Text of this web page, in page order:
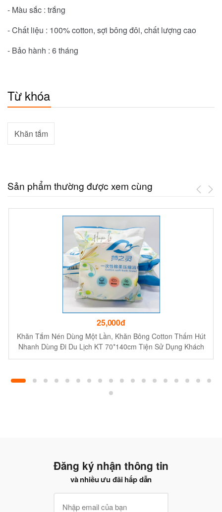
- Màu sắc : trắng
- Chất liệu : 100% cotton, sợi bông đôi, chất lượng cao
- Bảo hành : 6 tháng
Từ khóa
Khăn tắm
Sản phẩm thường được xem cùng
25,000đ
Khăn Tắm Nén Dùng Một Lần, Khăn Bông Cotton Thấm Hút
Nhanh Dùng Đi Du Lịch KT 70*140cm Tiện Sử Dụng Khách
Sạn Homstay
Đăng ký nhận thông tin
và nhiều ưu đãi hấp dẫn